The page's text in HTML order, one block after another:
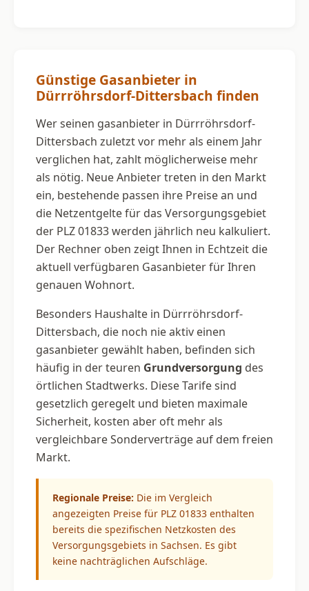
Günstige Gasanbieter in
Dürrröhrsdorf-Dittersbach finden
Wer seinen gasanbieter in Dürrröhrsdorf-
Dittersbach zuletzt vor mehr als einem Jahr
verglichen hat, zahlt möglicherweise mehr
als nötig. Neue Anbieter treten in den Markt
ein, bestehende passen ihre Preise an und
die Netzentgelte für das Versorgungsgebiet
der PLZ 01833 werden jährlich neu kalkuliert.
Der Rechner oben zeigt Ihnen in Echtzeit die
aktuell verfügbaren Gasanbieter für Ihren
genauen Wohnort.
Besonders Haushalte in Dürrröhrsdorf-
Dittersbach, die noch nie aktiv einen
gasanbieter gewählt haben, befinden sich
häufig in der teuren Grundversorgung des
örtlichen Stadtwerks. Diese Tarife sind
gesetzlich geregelt und bieten maximale
Sicherheit, kosten aber oft mehr als
vergleichbare Sonderverträge auf dem freien
Markt.
Regionale Preise: Die im Vergleich
angezeigten Preise für PLZ 01833 enthalten
bereits die spezifischen Netzkosten des
Versorgungsgebiets in Sachsen. Es gibt
keine nachträglichen Aufschläge.